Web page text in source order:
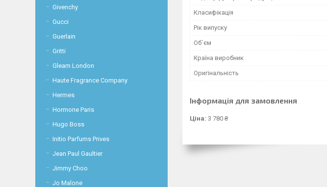
Класифікація
Рік випуску
Об`єм
Країна виробник
Оригінальність
Інформація для замовлення
Ціна: 3 780 ₴
Givenchy
Gucci
Guerlain
Gritti
Gleam London
Haute Fragrance Company
Hermes
Hormone Paris
Hugo Boss
Initio Parfums Prives
Jean Paul Gaultier
Jimmy Choo
Jo Malone